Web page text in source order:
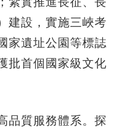
建設，實施三峽考
家遺址公園等標誌
批首個國家級文化
質服務體系。探